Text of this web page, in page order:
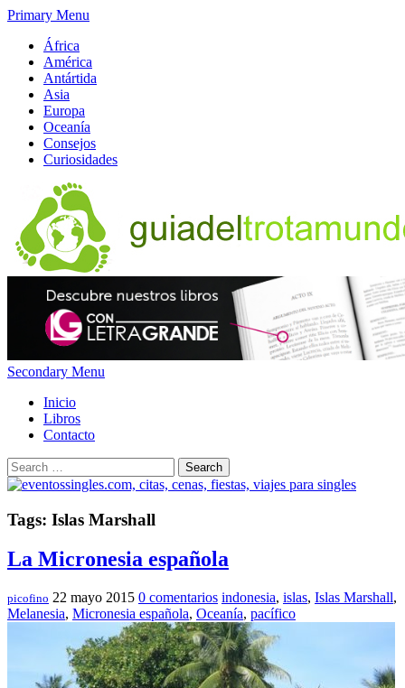
Primary Menu
África
América
Antártida
Asia
Europa
Oceanía
Consejos
Curiosidades
Secondary Menu
Inicio
Libros
Contacto
Search
Tags: Islas Marshall
La Micronesia española
picofino 22 mayo 2015 0 comentarios indonesia, islas, Islas Marshall,
Melanesia, Micronesia española, Oceanía, pacífico